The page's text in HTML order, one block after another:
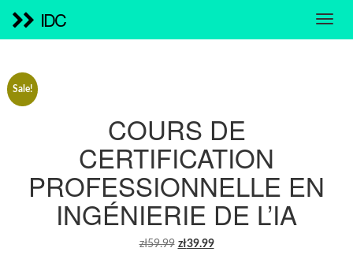
IDC
Sale!
COURS DE
CERTIFICATION
PROFESSIONNELLE EN
INGÉNIERIE DE L’IA
zł59.99 ORIGINAL
zł39.99CURRENT